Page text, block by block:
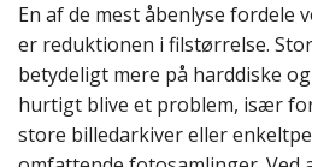
En af de mest åbenlyse fordele
er reduktionen i filstørrelse.
betydeligt mere på harddiske
hurtigt blive et problem, især
store billedarkiver eller